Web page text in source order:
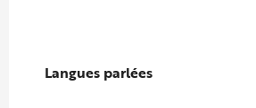
Langues parlées
Langues parlées